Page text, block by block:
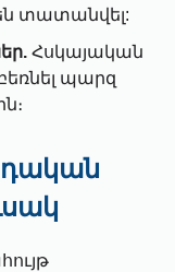
տատանվել:
Հսկայական
պարզ